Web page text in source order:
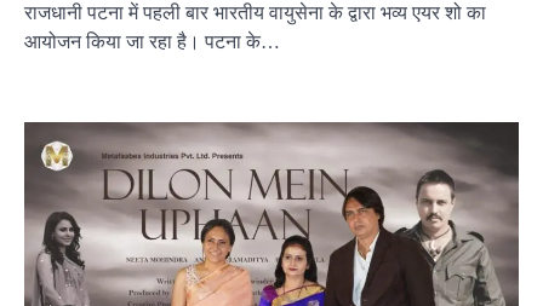
राजधानी पटना में पहली बार भारतीय वायुसेना के द्वारा भव्य एयर शो का
आयोजन किया जा रहा है। पटना के…